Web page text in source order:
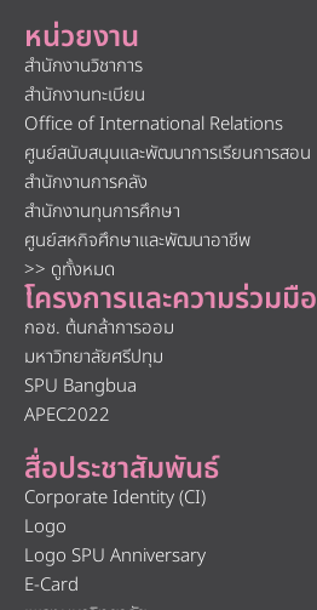
หน่วยงาน
สำนักงานวิชาการ
สำนักงานทะเบียน
Office of International Relations
ศูนย์สนับสนุนและพัฒนาการเรียนการสอน
สำนักงานการคลัง
สำนักงานทุนการศึกษา
ศูนย์สหกิจศึกษาและพัฒนาอาชีพ
>> ดูทั้งหมด
โครงการและความร่วมมือ
กอช. ต้นกล้าการออม
มหาวิทยาลัยศรีปทุม
SPU Bangbua
APEC2022
สื่อประชาสัมพันธ์
Corporate Identity (CI)
Logo
Logo SPU Anniversary
E-Card